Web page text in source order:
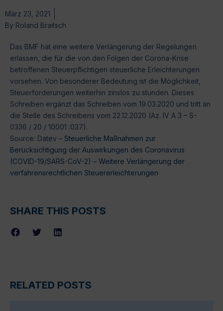
März 23, 2021
By Roland Braitsch
Das BMF hat eine weitere Verlängerung der Regelungen
erlassen, die für die von den Folgen der Corona-Krise
betroffenen Steuerpflichtigen steuerliche Erleichterungen
vorsehen. Von besonderer Bedeutung ist die Möglichkeit,
Steuerforderungen weiterhin zinslos zu stunden. Dieses
Schreiben ergänzt das Schreiben vom 19.03.2020 und tritt an
die Stelle des Schreibens vom 22.12.2020 (Az. IV A 3 – S-
0336 / 20 / 10001 :037).
Source: Datev – Steuerliche Maßnahmen zur
Berücksichtigung der Auswirkungen des Coronavirus
(COVID-19/SARS-CoV-2) – Weitere Verlängerung der
verfahrensrechtlichen Steuererleichterungen
SHARE THIS POSTS
RELATED POSTS